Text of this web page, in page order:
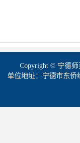
Copyright © 宁德
单位地址：宁德市东